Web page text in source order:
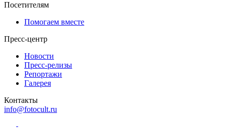
Посетителям
Помогаем вместе
Пресс-центр
Новости
Пресс-релизы
Репортажи
Галерея
Контакты
info@fotocult.ru